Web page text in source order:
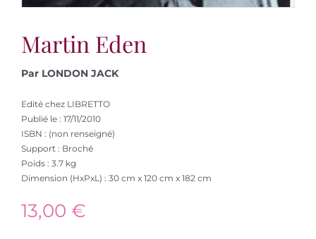
Martin Eden
Par LONDON JACK
Edité chez LIBRETTO
Publié le : 17/11/2010
ISBN : (non renseigné)
Support : Broché
Poids : 3.7 kg
Dimension (HxPxL) : 30 cm x 120 cm x 182 cm
13,00 €